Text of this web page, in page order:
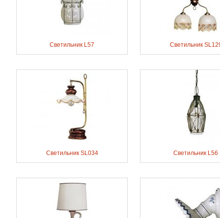
Светильник L57 Светильник
Светильник SL034 Светильник L56